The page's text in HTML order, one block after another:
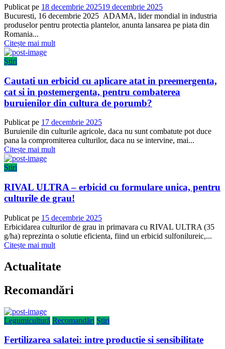
Publicat pe 18 decembrie 202519 decembrie 2025
Bucuresti, 16 decembrie 2025 ADAMA, lider mondial in industria
produselor pentru protectia plantelor, anunta lansarea pe piata din
Romania...
Citește mai mult
Știri
Cautati un erbicid cu aplicare atat in preemergenta,
cat si in postemergenta, pentru combaterea
buruienilor din cultura de porumb?
Publicat pe 17 decembrie 2025
Buruienile din culturile agricole, daca nu sunt combatute pot duce
pana la compromiterea culturilor, daca nu se intervine, mai...
Citește mai mult
Știri
RIVAL ULTRA – erbicid cu formulare unica, pentru
culturile de grau!
Publicat pe 15 decembrie 2025
Erbicidarea culturilor de grau in primavara cu RIVAL ULTRA (35
g/ha) reprezinta o solutie eficienta, fiind un erbicid sulfonilureic,...
Citește mai mult
Actualitate
Recomandări
Legumicultură Recomandări Știri
Fertilizarea salatei: intre productie si sensibilitate